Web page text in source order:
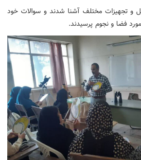
و تجهیزات مختلف آشنا شدند و سوالات خود
فضا و نجوم پرسیدند.